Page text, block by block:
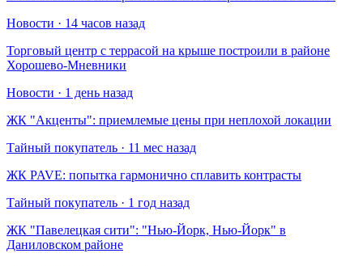
Новости · 14 часов назад
Торговый центр с террасой на крыше построили в районе
Хорошево-Мневники
Новости · 1 день назад
​ЖК "Акценты": приемлемые цены при неплохой локации
Тайный покупатель · 11 мес назад
​ЖК PAVE: попытка гармонично сплавить контрасты
Тайный покупатель · 1 год назад
​ЖК "Павелецкая сити": "Нью-Йорк, Нью-Йорк" в
Даниловском районе